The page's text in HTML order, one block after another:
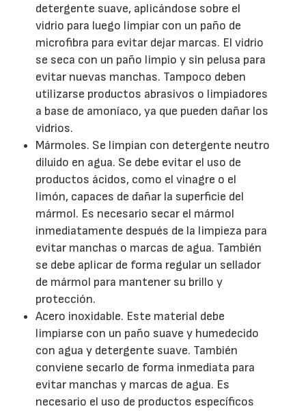
detergente suave, aplicándose sobre el
vidrio para luego limpiar con un paño de
microfibra para evitar dejar marcas. El vidrio
se seca con un paño limpio y sin pelusa para
evitar nuevas manchas. Tampoco deben
utilizarse productos abrasivos o limpiadores
a base de amoníaco, ya que pueden dañar los
vidrios.
Mármoles. Se limpian con detergente neutro
diluido en agua. Se debe evitar el uso de
productos ácidos, como el vinagre o el
limón, capaces de dañar la superficie del
mármol. Es necesario secar el mármol
inmediatamente después de la limpieza para
evitar manchas o marcas de agua. También
se debe aplicar de forma regular un sellador
de mármol para mantener su brillo y
protección.
Acero inoxidable. Este material debe
limpiarse con un paño suave y humedecido
con agua y detergente suave. También
conviene secarlo de forma inmediata para
evitar manchas y marcas de agua. Es
necesario el uso de productos específicos